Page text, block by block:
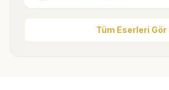
Tüm Eserleri Gör